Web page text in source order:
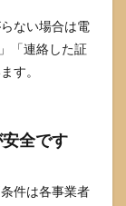
ない場合は電
「連絡した証
す。
全です
件は各事業者